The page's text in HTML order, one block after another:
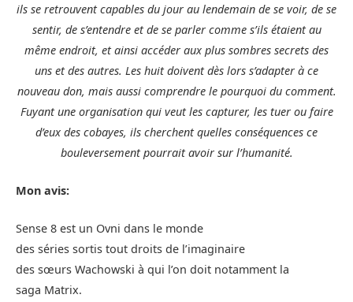
ils se retrouvent capables du jour au lendemain de se voir, de se
sentir, de s’entendre et de se parler comme s’ils étaient au
même endroit, et ainsi accéder aux plus sombres secrets des
uns et des autres. Les huit doivent dès lors s’adapter à ce
nouveau don, mais aussi comprendre le pourquoi du comment.
Fuyant une organisation qui veut les capturer, les tuer ou faire
d’eux des cobayes, ils cherchent quelles conséquences ce
bouleversement pourrait avoir sur l’humanité.
Mon avis:
Sense 8 est un Ovni dans le monde
des séries sortis tout droits de l’imaginaire
des sœurs Wachowski à qui l’on doit notamment la
saga Matrix.